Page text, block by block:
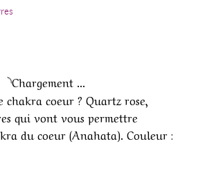
Chargement ...
coeur ? Quartz rose,
qui vont vous permettre
du coeur (Anahata). Couleur :